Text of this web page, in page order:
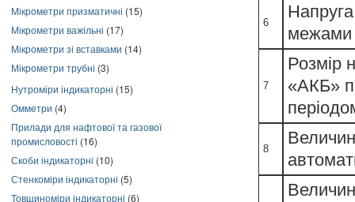
Мікрометри призматичні (15)
Мікрометри важільні (17)
Мікрометри зі вставками (14)
Мікрометри трубні (3)
Нутроміри індикаторні (15)
Омметри (4)
Прилади для нафтової та газової
промисловості (16)
Скоби індикаторні (10)
Стенкоміри індикаторні (5)
Товщиноміри індикаторні (6)
6
межами
7
Розмір
«АКБ»
8